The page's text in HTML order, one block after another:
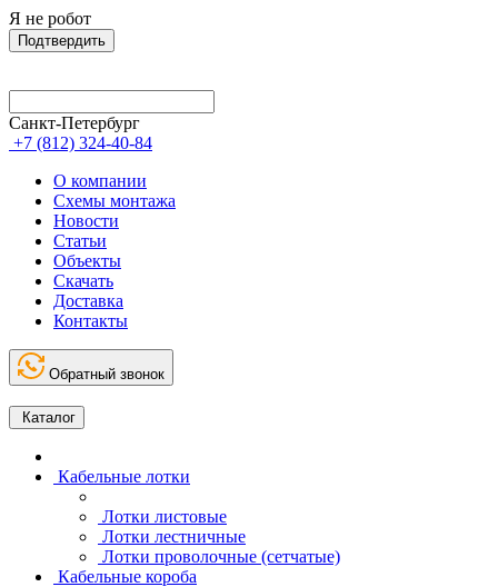
Я не робот
Подтвердить
Санкт-Петербург
+7 (812) 324-40-84
О компании
Схемы монтажа
Новости
Статьи
Объекты
Скачать
Доставка
Контакты
Обратный звонок
Каталог
Кабельные лотки
Лотки листовые
Лотки лестничные
Лотки проволочные (сетчатые)
Кабельные короба